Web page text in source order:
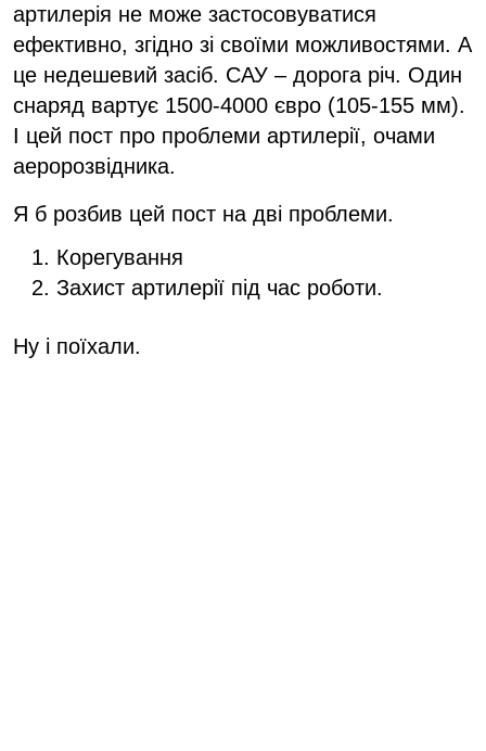
артилерія не може застосовуватися
ефективно, згідно зі своїми можливостями. А
це недешевий засіб. САУ – дорога річ. Один
снаряд вартує 1500-4000 євро (105-155 мм).
І цей пост про проблеми артилерії, очами
аеророзвідника.
Я б розбив цей пост на дві проблеми.
Корегування
Захист артилерії під час роботи.
Ну і поїхали.